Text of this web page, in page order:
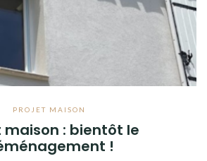
PROJET MAISON
maison : bientôt le
!